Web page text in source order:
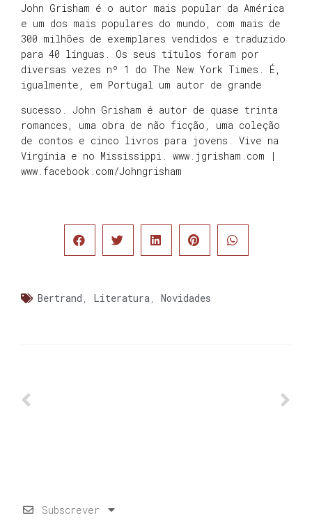
John Grisham é o autor mais popular da América
e um dos mais populares do mundo, com mais de
300 milhões de exemplares vendidos e traduzido
para 40 línguas. Os seus títulos foram por
diversas vezes nº 1 do The New York Times. É,
igualmente, em Portugal um autor de grande
sucesso. John Grisham é autor de quase trinta
romances, uma obra de não ficção, uma coleção
de contos e cinco livros para jovens. Vive na
Virgínia e no Mississippi. www.jgrisham.com |
www.facebook.com/Johngrisham
Bertrand Literatura Novidades
Subscrever